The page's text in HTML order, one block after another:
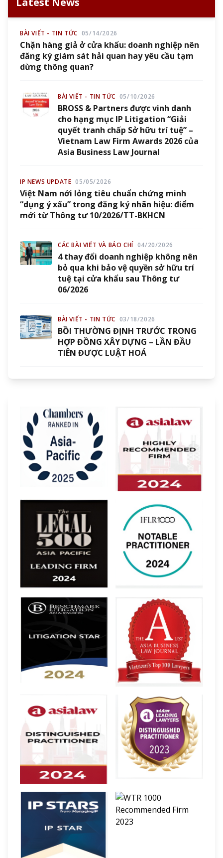
BÀI VIẾT - TIN TỨC 05/14/2026
Chặn hàng giả ở cửa khẩu: doanh nghiệp nên
đăng ký giám sát hải quan hay yêu cầu tạm
dừng thông quan?
BÀI VIẾT - TIN TỨC 05/10/2026
BROSS & Partners được vinh danh
cho hạng mục IP Litigation “Giải
quyết tranh chấp Sở hữu trí tuệ” –
Vietnam Law Firm Awards 2026 của
Asia Business Law Journal
IP NEWS UPDATE 05/05/2026
Việt Nam nới lỏng tiêu chuẩn chứng minh
“dụng ý xấu” trong đăng ký nhãn hiệu: điểm
mới từ Thông tư 10/2026/TT-BKHCN
CÁC BÀI VIẾT VÀ BÁO CHÍ 04/20/2026
4 thay đổi doanh nghiệp không nên
bỏ qua khi bảo vệ quyền sở hữu trí
tuệ tại cửa khẩu sau Thông tư
06/2026
BÀI VIẾT - TIN TỨC 03/18/2026
BỒI THƯỜNG ĐỊNH TRƯỚC TRONG
HỢP ĐỒNG XÂY DỰNG – LẦN ĐẦU
TIÊN ĐƯỢC LUẬT HOÁ